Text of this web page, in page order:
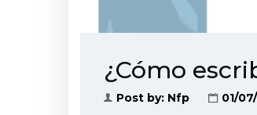
¿Cómo
Post by: Nfp 01/